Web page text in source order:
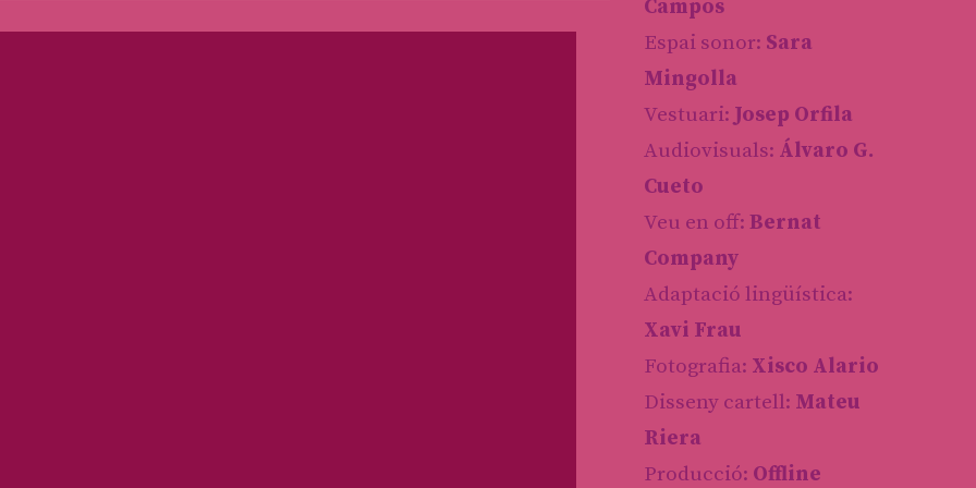
Campos
Espai sonor: Sara
Mingolla
Vestuari: Josep Orfila
Audiovisuals: Álvaro G.
Cueto
Veu en off: Bernat
Company
Adaptació lingüística:
Xavi Frau
Fotografia: Xisco Alario
Disseny cartell: Mateu
Riera
Producció: Offline